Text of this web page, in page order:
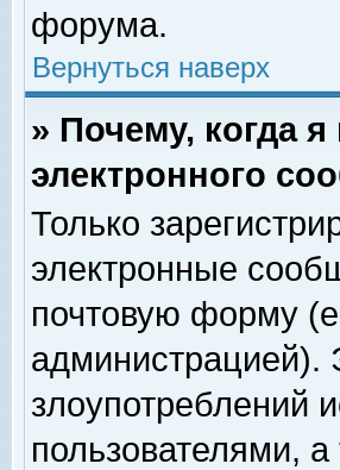
форума.
Вернуться наверх
» Почему, когда
электронного
Только
электронные
почтовую форму
администрацией).
злоупотреблений
пользователями,